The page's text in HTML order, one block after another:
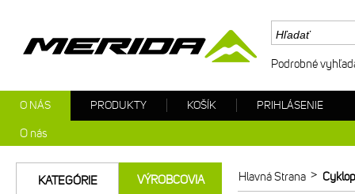
Hlavná Strana >
KATEGÓRIE VÝROBCOVIA
Podrobné
O NÁS
O nás
PRODUKTY KOŠÍK PRIHLÁSENIE